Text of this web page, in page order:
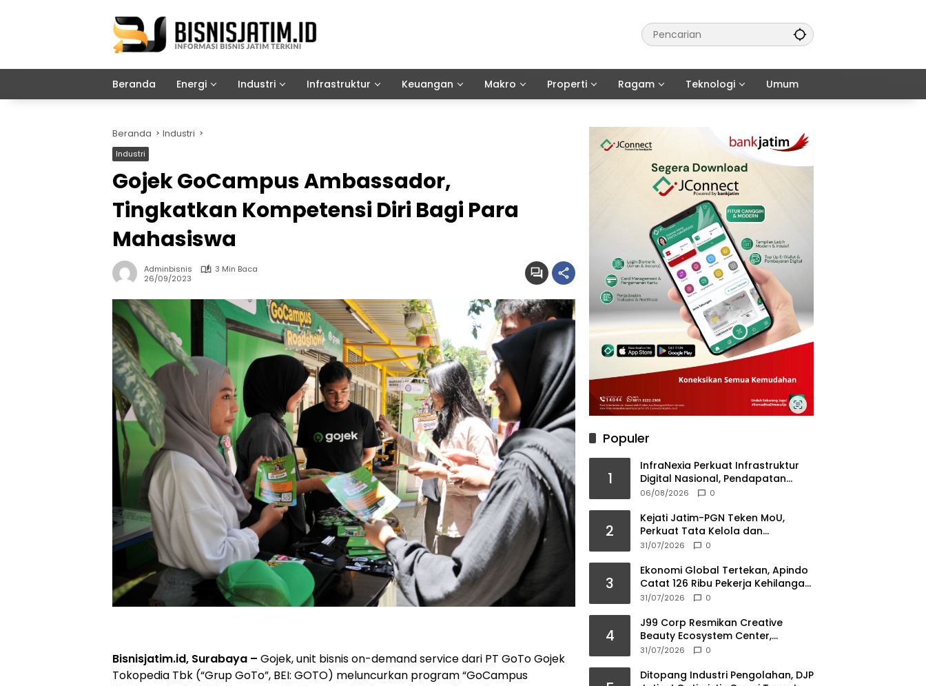
Beranda Energi Industri Infrastruktur Keuangan Makro Properti Ragam Teknologi Umum
Beranda Industri
Industri
Gojek GoCampus Ambassador,
Tingkatkan Kompetensi Diri Bagi Para
Mahasiswa
Adminbisnis
3 Min Baca
26/09/2023
Bisnisjatim.id, Surabaya – Gojek, unit bisnis on-demand service dari PT GoTo Gojek
Tokopedia Tbk (“Grup GoTo”, BEI: GOTO) meluncurkan program “GoCampus
Populer
1
InfraNexia Perkuat Infrastruktur
Digital Nasional, Pendapatan
Eksternal Melonjak 31 Persen
06/08/2026 0
2
Kejati Jatim-PGN Teken MoU,
Perkuat Tata Kelola dan
Kepastian Hukum Infrastruktur
31/07/2026 0
3
Ekonomi Global Tertekan, Apindo
Catat 126 Ribu Pekerja Kehilangan
Pekerjaan
31/07/2026 0
4
J99 Corp Resmikan Creative
Beauty Ecosystem Center,
Menekraf Dorong Ekosistem
31/07/2026 0
Ditopang Industri Pengolahan, DJP